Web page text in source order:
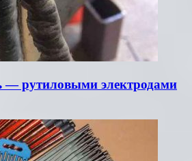
— рутиловыми электродами